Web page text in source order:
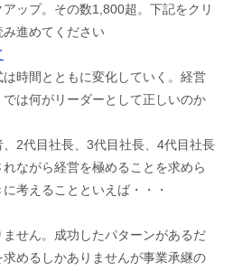
ップ。その数1,800超。下記をクリ
進めてください
時間とともに変化していく。経営
は何がリーダーとして正しいのか
2代目社長、3代目社長、4代目社長
ながら経営を極めることを求めら
考えることといえば・・・
せん。成功したパターンがあるだ
めるしかありませんが事業承継の